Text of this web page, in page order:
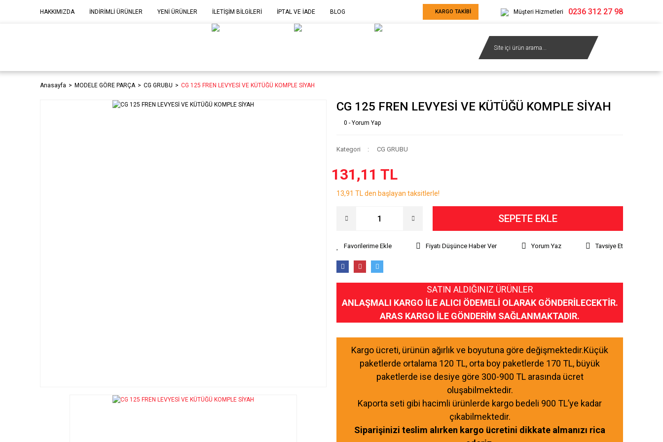
HAKKIMIZDA İNDİRİMLİ ÜRÜNLER YENİ ÜRÜNLER İLETİŞİM BİLGİLERİ İPTAL VE İADE BLOG KARGO TAKİBİ Müşteri Hizmetleri 0236 312 27 98
Anasayfa MODELE GÖRE PARÇA CG GRUBU CG 125 FREN LEVYESİ VE KÜTÜĞÜ KOMPLE SİYAH
CG 125 FREN LEVYESİ VE KÜTÜĞÜ KOMPLE SİYAH
0 - Yorum Yap
Kategori CG GRUBU
131,11 TL
13,91 TL den başlayan taksitlerle!
SEPETE EKLE
Fiyatı Düşünce Haber Ver Yorum Yaz Tavsiye Et
SATIN ALDIĞINIZ ÜRÜNLER
ANLAŞMALI KARGO İLE ALICI ÖDEMELİ OLARAK GÖNDERİLECEKTİR.
ARAS KARGO İLE GÖNDERİM SAĞLANMAKTADIR.
Kargo ücreti, ürünün ağırlık ve boyutuna göre değişmektedir.Küçük
paketlerde ortalama 120 TL, orta boy paketlerde 170 TL, büyük
paketlerde ise desiye göre 300-900 TL arasında ücret
oluşabilmektedir.
Kaporta seti gibi hacimli ürünlerde kargo bedeli 900 TL’ye kadar
çıkabilmektedir.
Siparişinizi teslim alırken kargo ücretini dikkate almanızı rica